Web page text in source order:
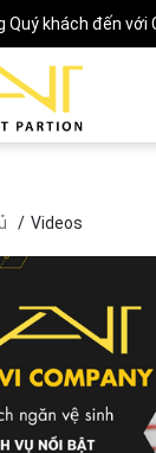
khách đến với
Videos